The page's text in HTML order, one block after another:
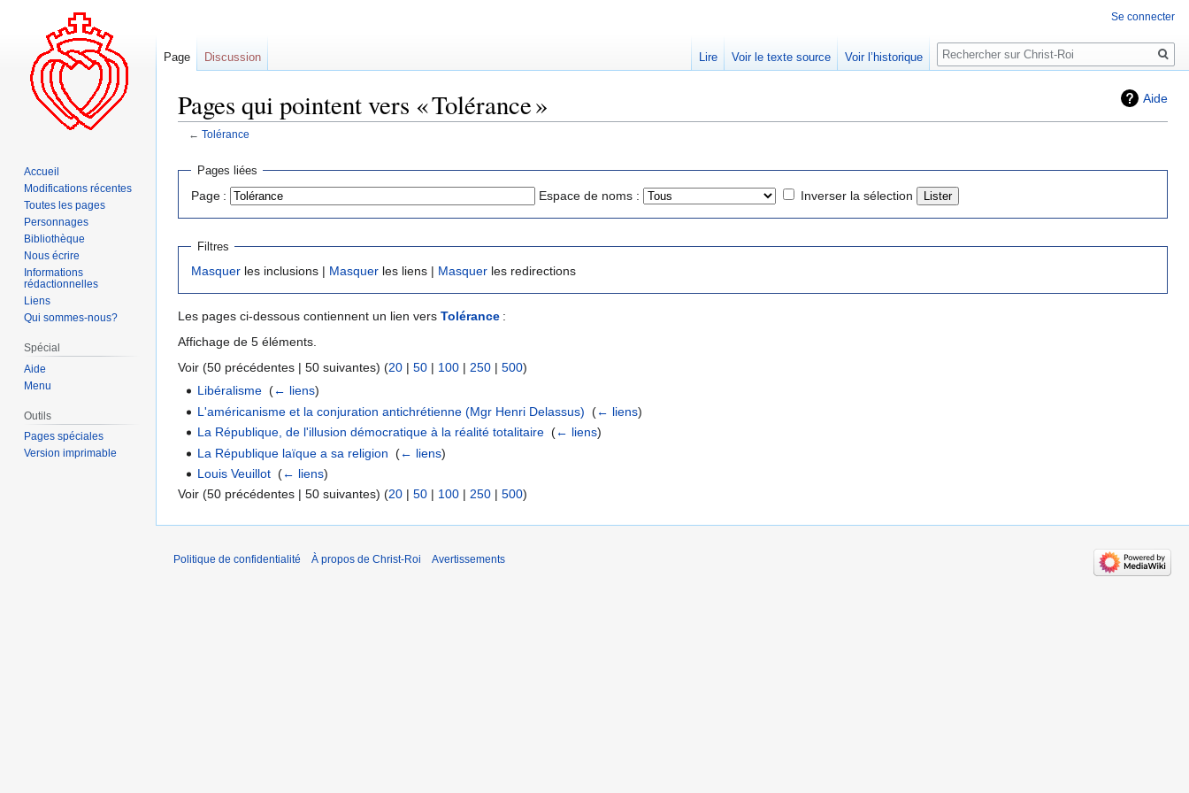
Aide
Pages qui pointent vers « Tolérance »
← Tolérance
Aller
navigation
Aller
recherche
Pages liées
Page : Espace de noms : Inverser la sélection
Filtres
Masquer les inclusions | Masquer les liens | Masquer les redirections
Les pages ci-dessous contiennent un lien vers Tolérance :
Affichage de 5 éléments.
Voir (50 précédentes | 50 suivantes) (20 | 50 | 100 | 250 | 500)
Libéralisme ‎(← liens)
L'américanisme et la conjuration antichrétienne (Mgr Henri Delassus) ‎(← liens)
La République, de l'illusion démocratique à la réalité totalitaire ‎(← liens)
La République laïque a sa religion ‎(← liens)
Louis Veuillot ‎(← liens)
Voir (50 précédentes | 50 suivantes) (20 | 50 | 100 | 250 | 500)
Se connecter
Page Discussion Lire Voir le texte source Voir l’historique
Rechercher
Accueil
Modifications récentes
Toutes les pages
Personnages
Bibliothèque
Nous écrire
Informations
rédactionnelles
Liens
Qui sommes-nous?
Spécial
Aide
Menu
Outils
Pages spéciales
Version imprimable
Politique de confidentialité À propos de Christ-Roi Avertissements